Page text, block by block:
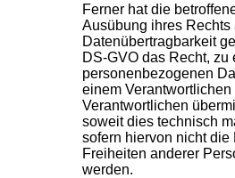
Ferner hat die
Ausübung ihres Rechts
Datenübertragbarkeit
DS-GVO das Recht, zu
personenbezogenen
einem
Verantwortlichen
soweit dies technisch
sofern hiervon nicht die
Freiheiten anderer
werden.